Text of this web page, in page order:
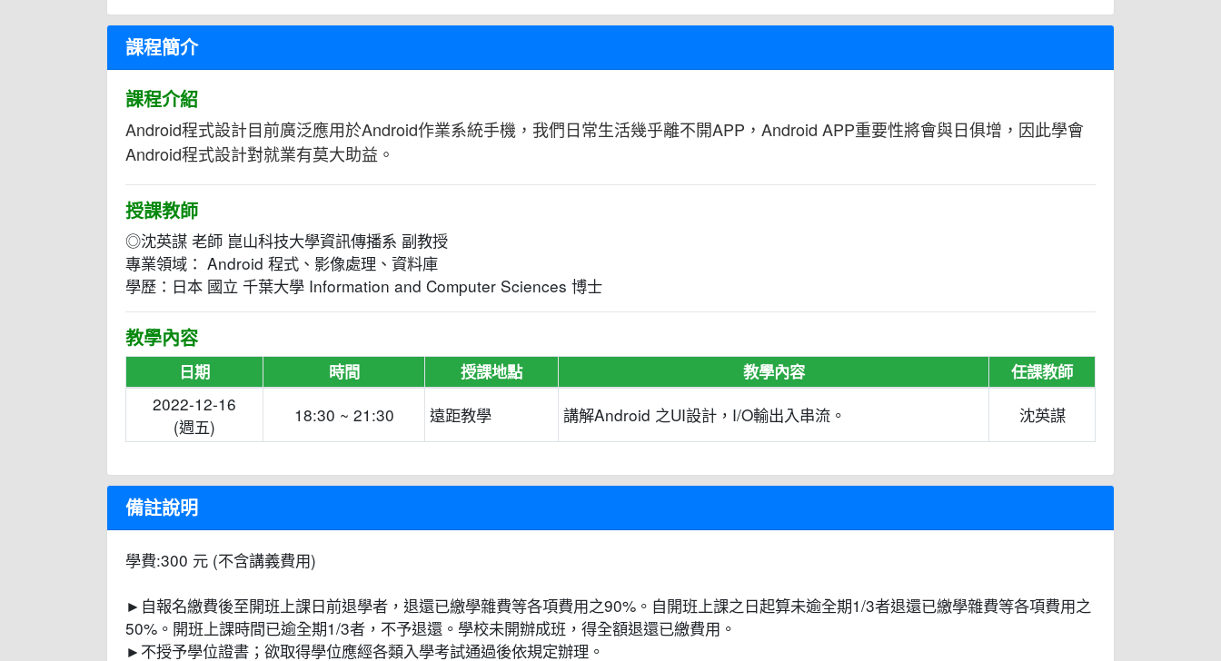
課程簡介
課程介紹
Android程式設計目前廣泛應用於Android作業系統手機，我們日常生活幾乎離不開APP，Android APP重要性將會與日俱增，因此學會
Android程式設計對就業有莫大助益。
授課教師
◎沈英謀 老師 崑山科技大學資訊傳播系 副教授
專業領域： Android 程式、影像處理、資料庫
學歷：日本 國立 千葉大學 Information and Computer Sciences 博士
教學內容
日期 時間 授課地點 教學內容 任課教師
2022-12-16
(週五)
18:30 ~ 21:30 遠距教學 講解Android 之UI設計，I/O輸出入串流。 沈英謀
備註說明
學費:300 元 (不含講義費用)
►自報名繳費後至開班上課日前退學者，退還已繳學雜費等各項費用之90%。自開班上課之日起算未逾全期1/3者退還已繳學雜費等各項費用之
50%。開班上課時間已逾全期1/3者，不予退還。學校未開辦成班，得全額退還已繳費用。
►不授予學位證書；欲取得學位應經各類入學考試通過後依規定辦理。